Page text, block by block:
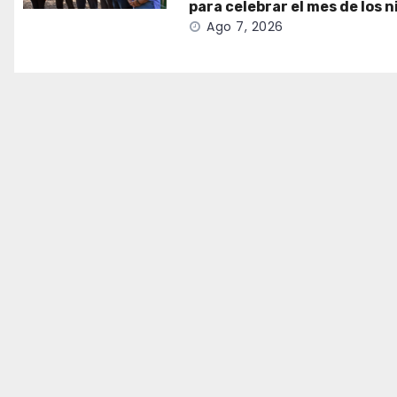
para celebrar el mes de los
Ago 7, 2026